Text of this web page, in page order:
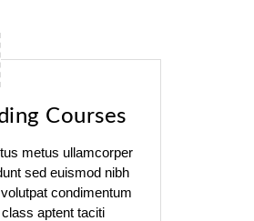
Courses
metus ullamcorper
sed euismod nibh
condimentum
aptent taciti